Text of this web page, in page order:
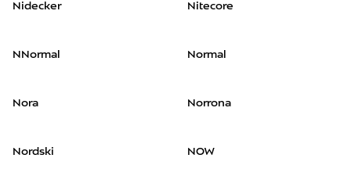
Nidecker Nitecore
NNormal
Nora
Nordski
Normal
Norrona
NOW